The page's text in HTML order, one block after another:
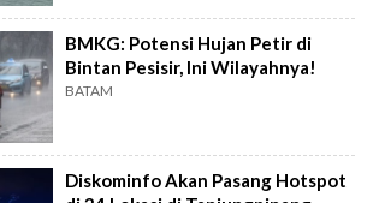
BMKG: Potensi Hujan Petir di
Bintan Pesisir, Ini Wilayahnya!
BATAM
Diskominfo Akan Pasang Hotspot